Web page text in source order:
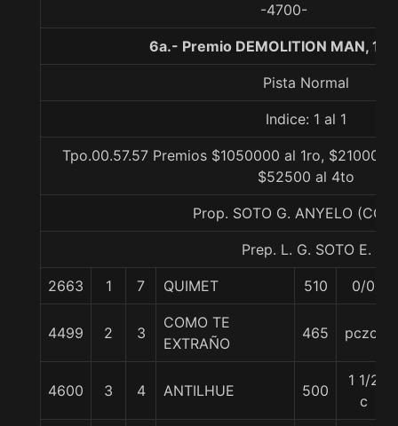
-4700-
6a.- Premio DEMOLITION MAN,
Pista Normal
Indice: 1 al 1
Tpo.00.57.57 Premios $1050000 al 1ro, $210000
$52500 al 4to
Prop. SOTO G. ANYELO
Prep. L. G. SOTO E.
2663 1 7 QUIMET 510 0/0
4499 2 3
COMO TE
EXTRAÑO
465 pczo.
4600 3 4 ANTILHUE 500
1 1/2
c